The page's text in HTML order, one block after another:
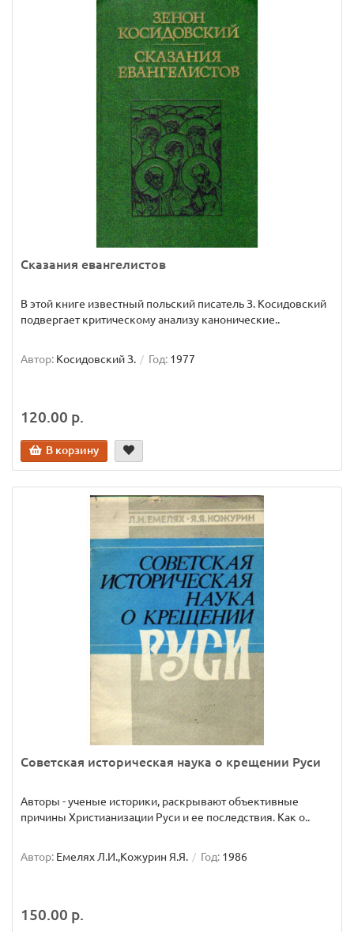
Сказания евангелистов
В этой книге известный польский писатель З. Косидовский
подвергает критическому анализу канонические..
Автор: Косидовский З. Год: 1977
120.00 р.
В корзину
Советская историческая наука о крещении Руси
Авторы - ученые историки, раскрывают объективные
причины Христианизации Руси и ее последствия. Как о..
Автор: Емелях Л.И.,Кожурин Я.Я. Год: 1986
150.00 р.